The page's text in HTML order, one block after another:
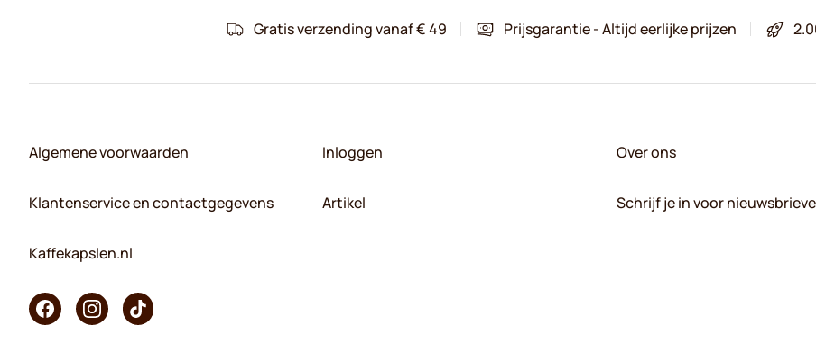
Gratis verzending vanaf € 49 Prijsgarantie - Altijd eerlijke prijzen
Algemene voorwaarden
Klantenservice en contactgegevens
Kaffekapslen.nl
Inloggen
Artikel
Over ons
Schrijf je in voor